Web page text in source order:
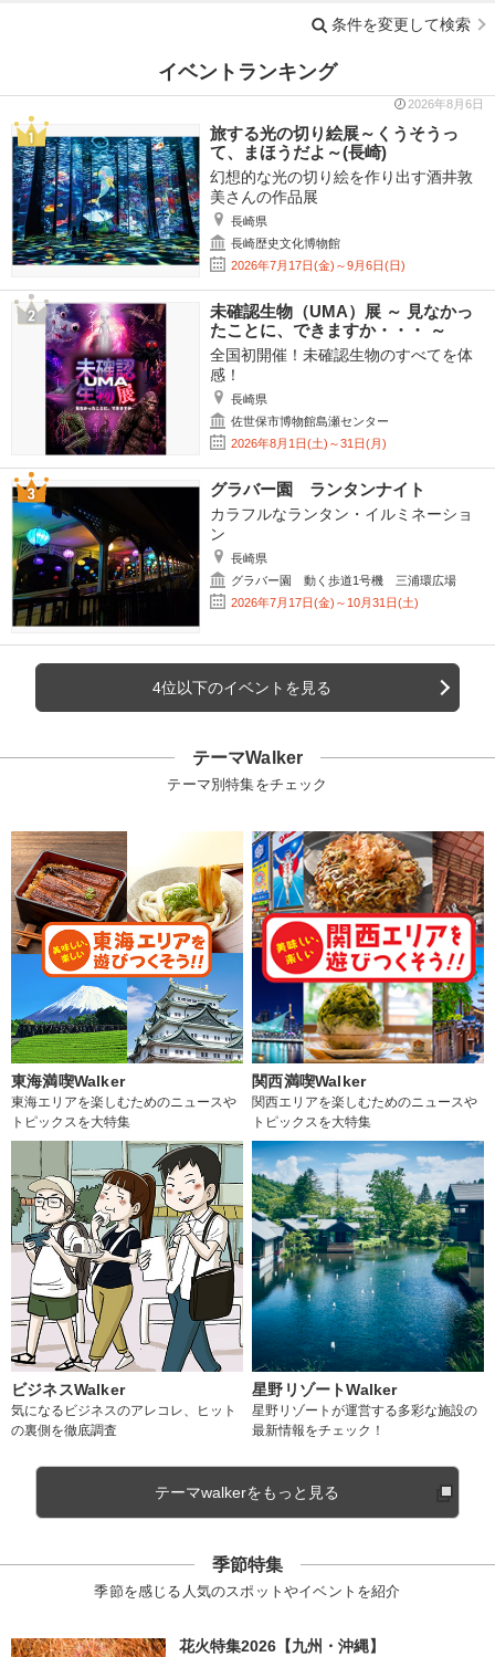
条件を変更して検索
イベントランキング
2026年8月6日
旅する光の切り絵展～くうそうっ
て、まほうだよ～(長崎)
幻想的な光の切り絵を作り出す酒井敦
美さんの作品展
長崎県
長崎歴史文化博物館
2026年7月17日(金)～9月6日(日)
未確認生物（UMA）展 ～ 見なかっ
たことに、できますか・・・ ～
全国初開催！未確認生物のすべてを体
感！
長崎県
佐世保市博物館島瀬センター
2026年8月1日(土)～31日(月)
グラバー園 ランタンナイト
カラフルなランタン・イルミネーショ
ン
長崎県
グラバー園 動く歩道1号機 三浦環広場
2026年7月17日(金)～10月31日(土)
4位以下のイベントを見る
テーマWalker
テーマ別特集をチェック
東海満喫Walker
東海エリアを楽しむためのニュースや
トピックスを大特集
関西満喫Walker
関西エリアを楽しむためのニュースや
トピックスを大特集
ビジネスWalker
気になるビジネスのアレコレ、ヒット
の裏側を徹底調査
星野リゾートWalker
星野リゾートが運営する多彩な施設の
最新情報をチェック！
テーマwalkerをもっと見る
季節特集
季節を感じる人気のスポットやイベントを紹介
花火特集2026【九州・沖縄】